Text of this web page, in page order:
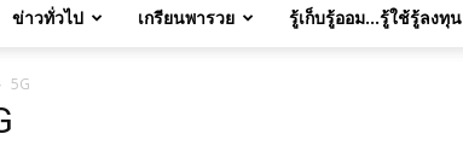
ข่าวทั่วไป เกรียนพารวย รู้เก็บรู้ออม…รู้ใช้รู้ลงทุน
5G